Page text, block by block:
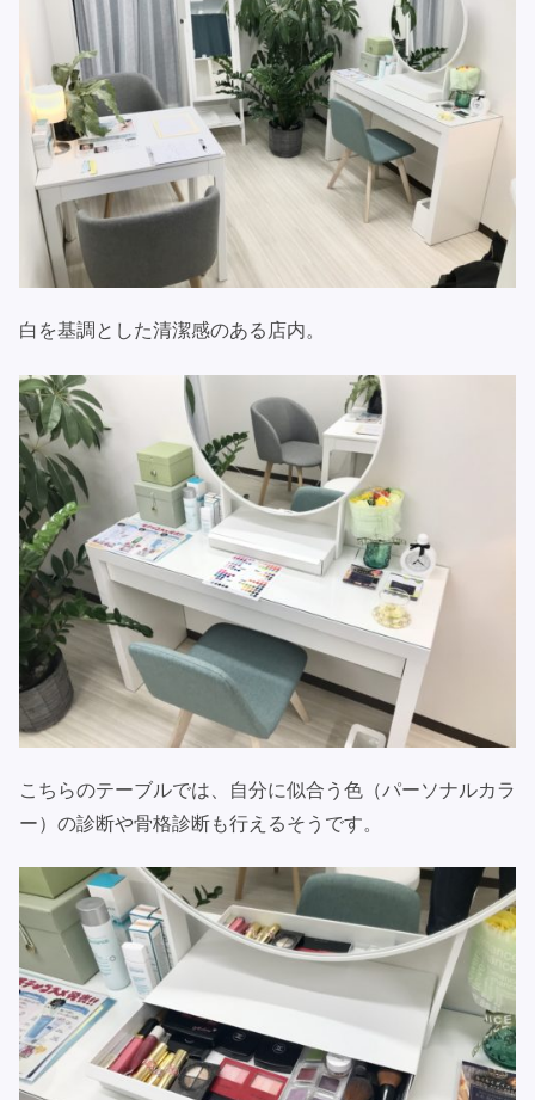
白を基調とした清潔感のある店内。
こちらのテーブルでは、自分に似合う色（パーソナルカラ
ー）の診断や骨格診断も行えるそうです。